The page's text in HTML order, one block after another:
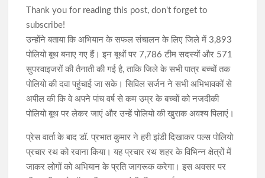
Thank you for reading this post, don't forget to
subscribe!
उन्होंने बताया कि अभियान के सफल संचालन के लिए जिले में 3,893
पोलियो बूथ बनाए गए हैं। इन बूथों पर 7,786 टीम सदस्यों और 571
सुपरवाइजरों की तैनाती की गई है, ताकि जिले के सभी पात्र बच्चों तक
पोलियो की दवा पहुंचाई जा सके। सिविल सर्जन ने सभी अभिभावकों से
अपील की कि वे अपने पांच वर्ष से कम उम्र के बच्चों को नजदीकी
पोलियो बूथ पर लेकर जाएं और उन्हें पोलियो की खुराक अवश्य पिलाएं।
प्रेस वार्ता के बाद डॉ. प्रभात कुमार ने हरी झंडी दिखाकर पल्स पोलियो
प्रचार रथ को रवाना किया। यह प्रचार रथ शहर के विभिन्न क्षेत्रों में
जाकर लोगों को अभियान के प्रति जागरूक करेगा। इस अवसर पर